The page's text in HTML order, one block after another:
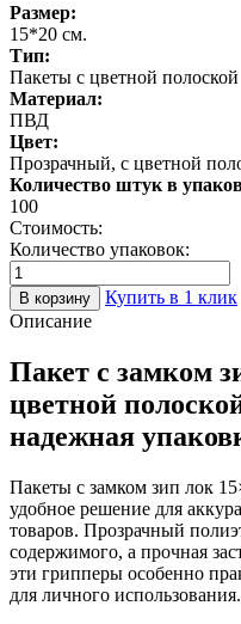
Размер:
15*20 см.
Тип:
Пакеты с цветной полоской
Материал:
ПВД
Цвет:
Прозрачный, с цветной
Количество штук в
100
Стоимость:
Количество упаковок:
В корзину
Купить в 1 клик
Описание
Пакет с замком
цветной
надежная
Пакеты с замком зип лок
удобное решение для
товаров. Прозрачный
содержимого, а прочная
эти грипперы особенно
для личного использования.